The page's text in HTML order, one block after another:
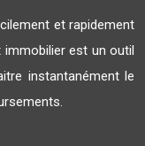
et rapidement
immobilier est un outil
instantanément le